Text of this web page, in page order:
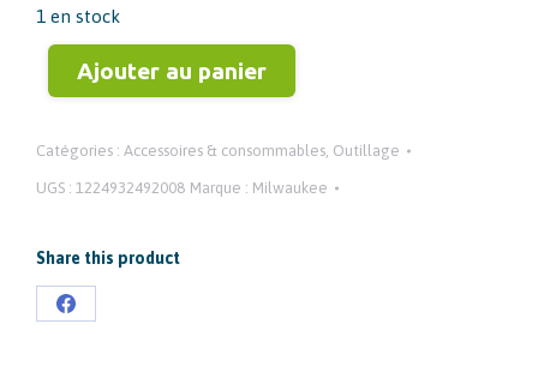
1 en stock
Ajouter au panier
Catégories : Accessoires & consommables, Outillage
UGS : 1224932492008 Marque : Milwaukee
Share this product
Partager